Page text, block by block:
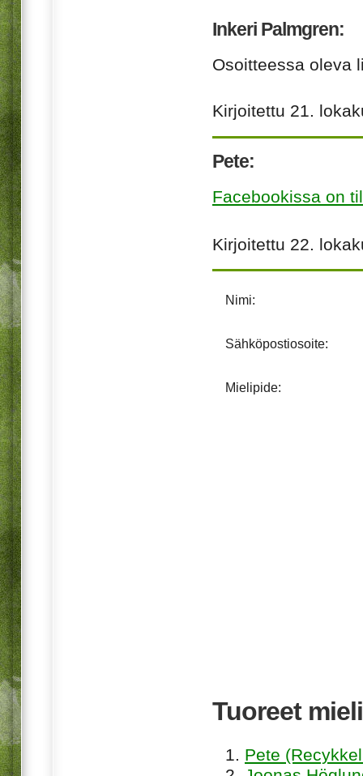
Inkeri Palmgren:
Osoitteessa oleva
Kirjoitettu 21.
Pete:
Facebookissa on
Kirjoitettu 22.
Nimi:
Sähköpostiosoite:
Mielipide:
Tuoreet
Pete